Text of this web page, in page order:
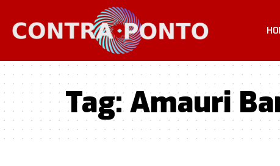
Tag:Amauri